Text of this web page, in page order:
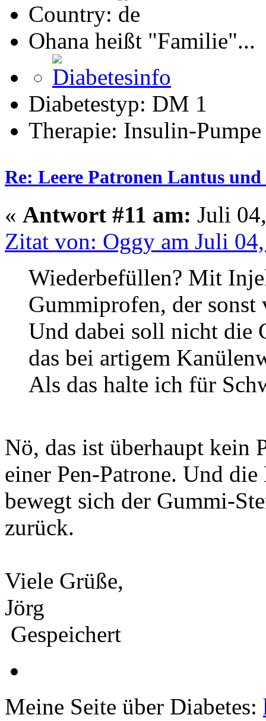
Country:
Ohana heißt "Familie"...
Diabetestyp: DM 1
Therapie: Insulin-Pumpe
Re: Leere Patronen Lantus
« Antwort #11 am: Juli
Zitat von: Oggy am Juli
Wiederbefüllen? Mit
Gummiprofen, der sonst
Und dabei soll nicht die
das bei artigem
Als das halte ich für
Nö, das ist überhaupt kein
einer Pen-Patrone. Und
bewegt sich der Gummi-
zurück.
Viele Grüße,
Jörg
Gespeichert
Meine Seite über Diabetes: